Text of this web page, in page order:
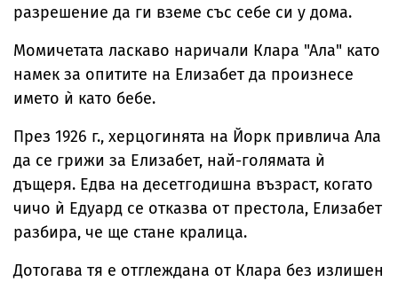
разрешение да ги вземе със себе си у дома.
Момичетата ласкаво наричали Клара "Ала" като
намек за опитите на Елизабет да произнесе
името ѝ като бебе.
През 1926 г., херцогинята на Йорк привлича Ала
да се грижи за Елизабет, най-голямата ѝ
дъщеря. Едва на десетгодишна възраст, когато
чичо ѝ Едуард се отказва от престола, Елизабет
разбира, че ще стане кралица.
Дотогава тя е отглеждана от Клара без излишен